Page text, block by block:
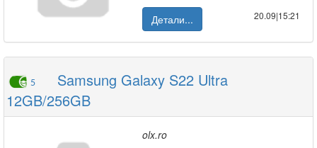
Детали...
20.09|15:21
5
Samsung Galaxy S22 Ultra
12GB/256GB
olx.ro